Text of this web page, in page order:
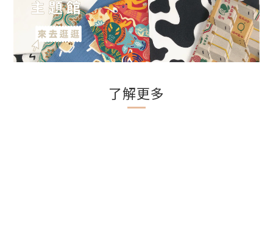
了解更多